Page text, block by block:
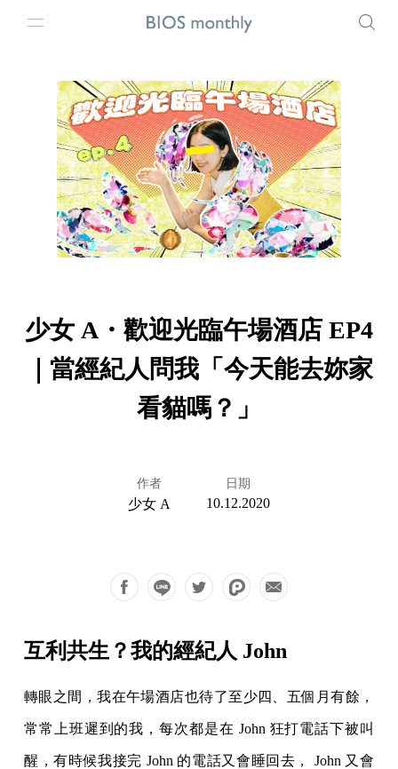
少女 A・歡迎光臨午場酒店 EP4
｜當經紀人問我「今天能去妳家
看貓嗎？」
作者
少女 A
日期
10.12.2020
互利共生？我的經紀人 John
轉眼之間，我在午場酒店也待了至少四、五個月有餘，
常常上班遲到的我，每次都是在 John 狂打電話下被叫
醒，有時候我接完 John 的電話又會睡回去， John 又會